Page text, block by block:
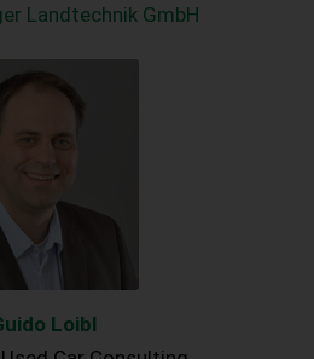
Landtechnik GmbH
Loibl